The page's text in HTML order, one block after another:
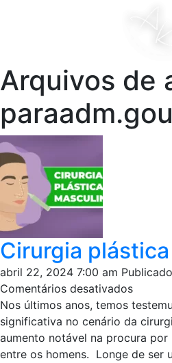
Arquivos de
Cirurgia
abril 22, 2024 7:00 am
Comentários desativadosem
Cirurgia
plástica
Nos últimos anos, temos
significativa no cenário da
aumento notável na procura
entre os homens. Longe de ser